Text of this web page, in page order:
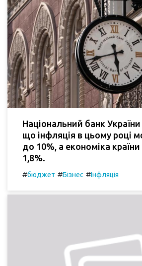
Національний банк України
що інфляція в цьому році
до 10%, а економіка країни
1,8%.
#бюджет #Бізнес #Інфляція